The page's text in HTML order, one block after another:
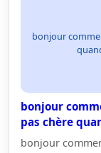
bonjour
bonjour
pas chère
bonjour